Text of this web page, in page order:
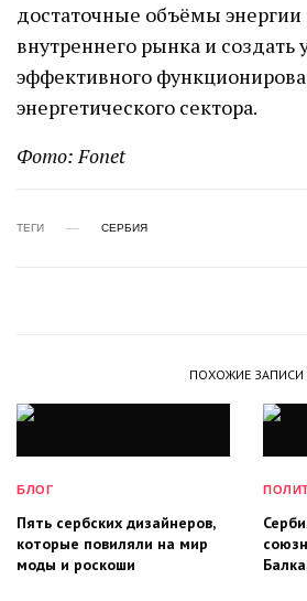
достаточные объёмы
внутреннего рынка и создать
эффективного
энергетического сектора.
Фото: Fonet
ТЕГИ СЕРБИЯ
ПОХОЖИЕ ЗАПИСИ
БЛОГ
Пять сербских дизайнеров,
которые повиляли на мир
моды и роскоши